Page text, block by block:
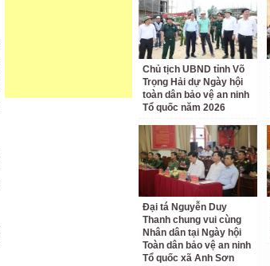
Chủ tịch UBND tỉnh Võ
Trọng Hải dự Ngày hội
toàn dân bảo vệ an ninh
Tổ quốc năm 2026
Đại tá Nguyễn Duy
Thanh chung vui cùng
Nhân dân tại Ngày hội
Toàn dân bảo vệ an ninh
Tổ quốc xã Anh Sơn